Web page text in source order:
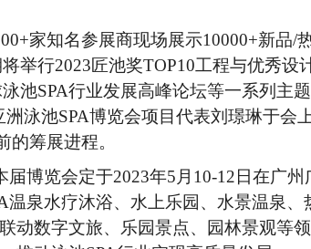
家知名参展商现场展示10000+新品/
举行2023匠池奖TOP10工程与优秀设
池SPA行业发展高峰论坛等一系列主
泳池SPA博览会项目代表刘璟琳于会
的筹展进程。
届博览会定于2023年5月10-12日在广州
温泉水疗沐浴、水上乐园、水景温泉、
动数字文旅、乐园景点、园林景观等